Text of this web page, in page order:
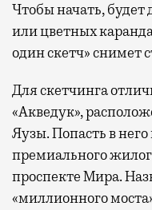
Чтобы начать, будет
или цветных
один скетч» снимет
Для скетчинга
«Акведук»,
Яузы. Попасть в
премиального
проспекте Мира.
«миллионного